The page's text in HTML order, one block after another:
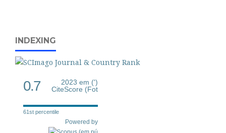
INDEXING
0.7
2023 em (')
CiteScore (Fot
61st percentile
Powered by